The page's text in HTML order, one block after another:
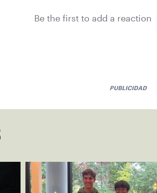
Be the first to add a reaction
PUBLICIDAD